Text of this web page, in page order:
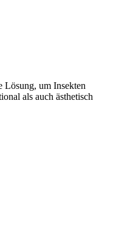
Lösung, um Insekten
als auch ästhetisch